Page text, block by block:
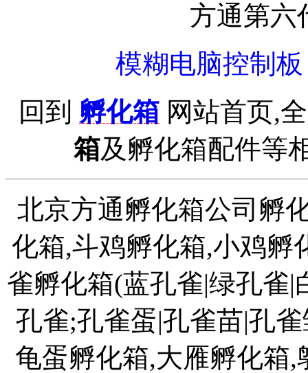
方通第六
模糊电脑控制
回到 孵化箱网站首页,
箱及孵化箱配件等
北京方通孵化箱公司孵
化箱,斗鸡孵化箱,小鸡孵
雀孵化箱(蓝孔雀|绿孔雀|
孔雀;孔雀蛋|孔雀苗|孔
龟蛋孵化箱,大雁孵化箱